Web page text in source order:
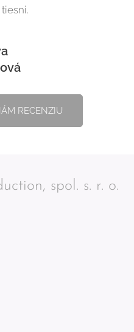
RECENZIU
spol. s. r. o.